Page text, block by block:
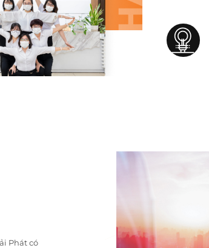
Phát có